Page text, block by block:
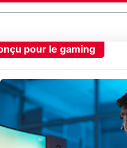
pour le gaming